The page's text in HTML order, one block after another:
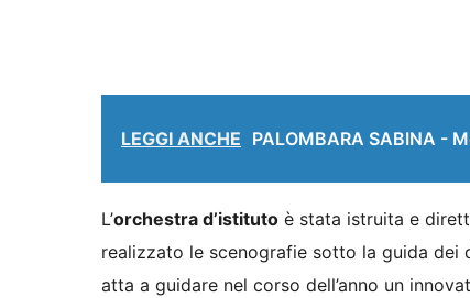
LEGGI ANCHE PALOMBARA SABINA -
L’orchestra d’istituto è stata istruita e
realizzato le scenografie sotto la guida dei
atta a guidare nel corso dell’anno un